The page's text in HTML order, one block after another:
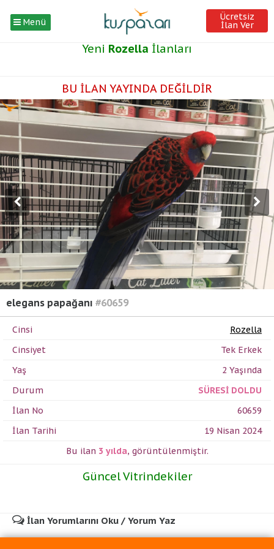
Menü Ücretsiz
İlan Ver
Yeni Rozella İlanları
BU İLAN YAYINDA DEĞİLDİR
elegans papağanı #60659
Cinsi
Rozella
Cinsiyet
Tek Erkek
Yaş
2 Yaşında
Durum
SÜRESİ DOLDU
İlan No
60659
İlan Tarihi
19 Nisan 2024
Bu ilan 3 yılda, görüntülenmiştir.
Güncel Vitrindekiler
İlan Yorumlarını Oku / Yorum Yaz